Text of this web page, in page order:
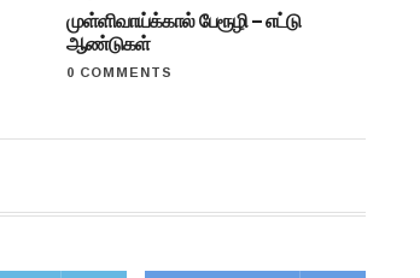
முள்ளிவாய்க்கால் பேரூழி – எட்டு
ஆண்டுகள்
0 COMMENTS